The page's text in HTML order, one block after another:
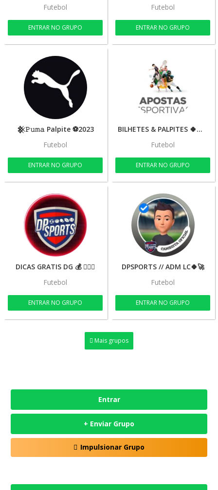
Futebol
ENTRAR NO GRUPO
Futebol
ENTRAR NO GRUPO
𒆜𝙿𝚞𝚖𝚊 Palpite ⚽2023
Futebol
ENTRAR NO GRUPO
BILHETES & PALPITES 🍀⚽🧠
Futebol
ENTRAR NO GRUPO
DICAS GRATIS DG 💰 ✊🏼🚀
Futebol
ENTRAR NO GRUPO
DPSPORTS // ADM LC🍀🚀
Futebol
ENTRAR NO GRUPO
Mais grupos
Entrar
+ Enviar Grupo
Impulsionar Grupo